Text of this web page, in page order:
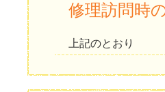
修理訪問時
上記のとおり